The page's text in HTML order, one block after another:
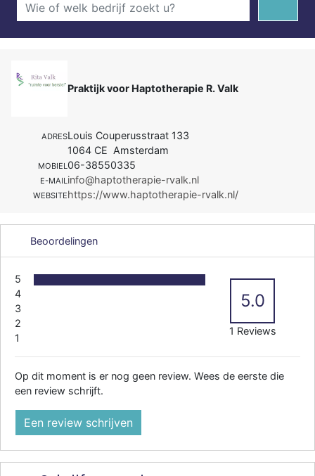
Praktijk voor Haptotherapie R. Valk
ADRESLouis Couperusstraat 133
1064 CE Amsterdam
MOBIEL 06-38550335
E-MAIL info@haptotherapie-rvalk.nl
WEBSITEhttps://www.haptotherapie-rvalk.nl/
Beoordelingen
5
4
3
2
1
5.0
1 Reviews
Op dit moment is er nog geen review. Wees de eerste die
een review schrijft.
Een review schrijven